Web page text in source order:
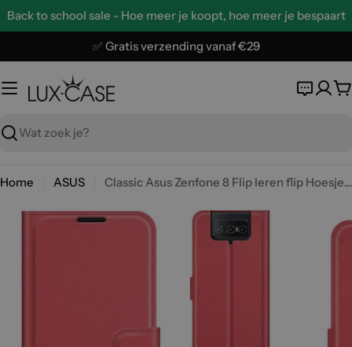
Ga
inhoud
Back to school sale - Hoe meer je koopt, hoe meer je bespaart
✅ Gratis verzending vanaf €29
Zoeken
Home ASUS Classic Asus Zenfone 8 Flip leren flip Hoesje - Rood